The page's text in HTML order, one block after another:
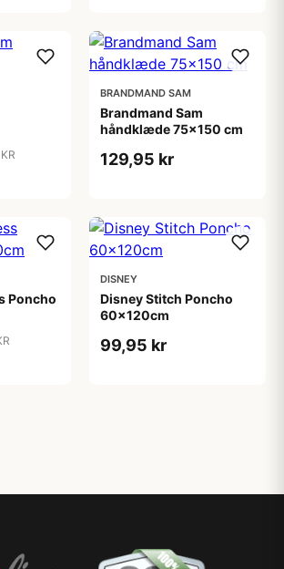
BRANDMAND SAM
Brandmand Sam
håndklæde 75x150 cm
129,95 kr
Poncho
DISNEY
Disney Stitch Poncho
60x120cm
99,95 kr